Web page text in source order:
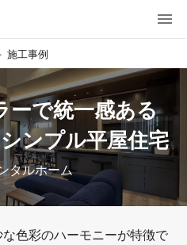
施工事例
ーで統一感ある
ンプル平屋住宅
タルホーム
色彩のハーモニーが特徴で